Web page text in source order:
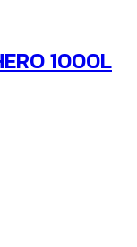
1000L